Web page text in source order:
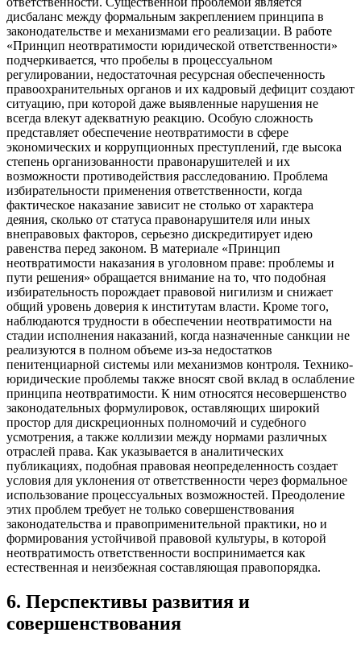
дисбаланс между формальным закреплением принципа в
законодательстве и механизмами его реализации. В работе
«Принцип неотвратимости юридической ответственности»
подчеркивается, что пробелы в процессуальном
регулировании, недостаточная ресурсная обеспеченность
правоохранительных органов и их кадровый дефицит создают
ситуацию, при которой даже выявленные нарушения не
всегда влекут адекватную реакцию. Особую сложность
представляет обеспечение неотвратимости в сфере
экономических и коррупционных преступлений, где высока
степень организованности правонарушителей и их
возможности противодействия расследованию. Проблема
избирательности применения ответственности, когда
фактическое наказание зависит не столько от характера
деяния, сколько от статуса правонарушителя или иных
внеправовых факторов, серьезно дискредитирует идею
равенства перед законом. В материале «Принцип
неотвратимости наказания в уголовном праве: проблемы и
пути решения» обращается внимание на то, что подобная
избирательность порождает правовой нигилизм и снижает
общий уровень доверия к институтам власти. Кроме того,
наблюдаются трудности в обеспечении неотвратимости на
стадии исполнения наказаний, когда назначенные санкции не
реализуются в полном объеме из-за недостатков
пенитенциарной системы или механизмов контроля. Технико-
юридические проблемы также вносят свой вклад в ослабление
принципа неотвратимости. К ним относятся несовершенство
законодательных формулировок, оставляющих широкий
простор для дискреционных полномочий и судебного
усмотрения, а также коллизии между нормами различных
отраслей права. Как указывается в аналитических
публикациях, подобная правовая неопределенность создает
условия для уклонения от ответственности через формальное
использование процессуальных возможностей. Преодоление
этих проблем требует не только совершенствования
законодательства и правоприменительной практики, но и
формирования устойчивой правовой культуры, в которой
неотвратимость ответственности воспринимается как
естественная и неизбежная составляющая правопорядка.
6. Перспективы развития и
совершенствования